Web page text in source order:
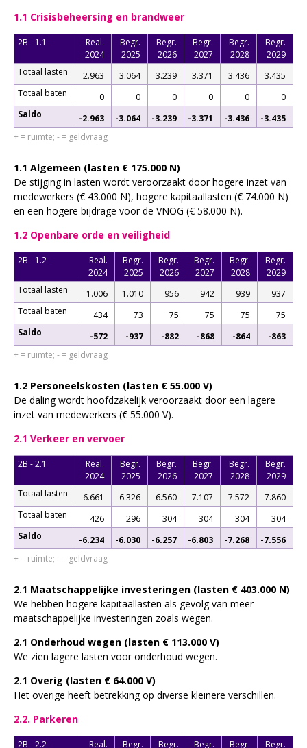
1.1 Crisisbeheersing en brandweer
2B - 1.1
Real.
2024
Begr.
2025
Begr.
2026
Begr.
2027
Begr.
2028
Begr.
2029
Totaal lasten
2.963 3.064 3.239 3.371 3.436
3.435
Totaal baten
0 0 0 0 0
0
Saldo
-2.963 -3.064 -3.239 -3.371 -3.436
-3.435
+ = ruimte; - = geldvraag
1.1 Algemeen (lasten € 175.000 N)
De stijging in lasten wordt veroorzaakt door hogere inzet van
medewerkers (€ 43.000 N), hogere kapitaallasten (€ 74.000 N)
en een hogere bijdrage voor de VNOG (€ 58.000 N).
1.2 Openbare orde en veiligheid
2B - 1.2
Real.
2024
Begr.
2025
Begr.
2026
Begr.
2027
Begr.
2028
Begr.
2029
Totaal lasten
1.006 1.010 956 942 939
937
Totaal baten
434 73 75 75 75
75
Saldo
-572 -937 -882 -868 -864
-863
+ = ruimte; - = geldvraag
1.2 Personeelskosten (lasten € 55.000 V)
De daling wordt hoofdzakelijk veroorzaakt door een lagere
inzet van medewerkers (€ 55.000 V).
2.1 Verkeer en vervoer
2B - 2.1
Real.
2024
Begr.
2025
Begr.
2026
Begr.
2027
Begr.
2028
Begr.
2029
Totaal lasten
6.661 6.326 6.560 7.107 7.572
7.860
Totaal baten
426 296 304 304 304
304
Saldo
-6.234 -6.030 -6.257 -6.803 -7.268
-7.556
+ = ruimte; - = geldvraag
2.1 Maatschappelijke investeringen (lasten € 403.000 N)
We hebben hogere kapitaallasten als gevolg van meer
maatschappelijke investeringen zoals wegen.
2.1 Onderhoud wegen (lasten € 113.000 V)
We zien lagere lasten voor onderhoud wegen.
2.1 Overig (lasten € 64.000 V)
Het overige heeft betrekking op diverse kleinere verschillen.
2.2. Parkeren
2B - 2.2 Real. Begr. Begr. Begr. Begr. Begr.